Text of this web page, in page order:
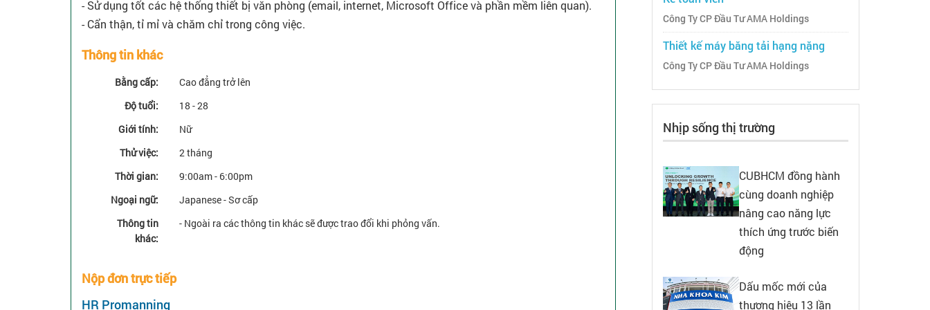
- Sử dụng tốt các hệ thống thiết bị văn phòng (email, internet, Microsoft Office và phần mềm liên quan).
- Cẩn thận, tỉ mỉ và chăm chỉ trong công việc.
Thông tin khác
Bằng cấp:
Cao đẳng trở lên
Độ tuổi:
18 - 28
Giới tính:
Nữ
Thử việc:
2 tháng
Thời gian:
9:00am - 6:00pm
Ngoại ngữ:
Japanese - Sơ cấp
Thông tin
khác:
- Ngoài ra các thông tin khác sẽ được trao đổi khi phỏng vấn.
Nộp đơn trực tiếp
HR Promanning
Công Ty CP Đầu Tư AMA Holdings
Thiết kế máy băng tải hạng nặng
Công Ty CP Đầu Tư AMA Holdings
Nhịp sống thị trường
CUBHCM đồng hành
cùng doanh nghiệp
nâng cao năng lực
thích ứng trước biến
động
Dấu mốc mới của
thương hiệu 13 lần